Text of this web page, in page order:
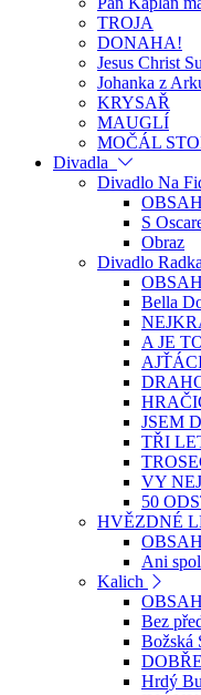
TROJA
DONAHA!
Jesus Christ
Johanka z
KRYSAŘ
MAUGLÍ
MOČÁL
Divadla
Divadlo Na
OBSAH
S
Obraz
Divadlo
OBSAH
Bella
A JE
JSEM
TŘI
VY
50
HVĚZDNÉ
OBSAH
Ani
Kalich
OBSAH
Bez
Božská
Hrdý